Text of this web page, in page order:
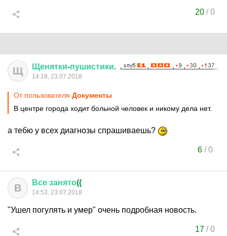
20 /0
Щ Щенятки-пушистики.
14:18, 23.07.2018
От пользователя Документы
В центре города ходит больной человек и никому дела нет.
а тебю у всех диагнозы спрашиваешь?
6/0
В Все занято((
14:53, 23.07.2018
"Ушел погулять и умер" очень подробная новость.
17 /0